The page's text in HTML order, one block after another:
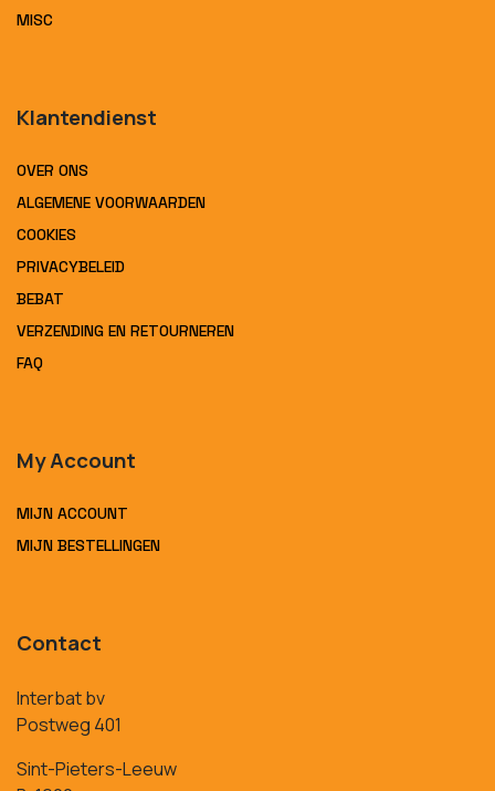
MISC
Klantendienst
OVER ONS
ALGEMENE VOORWAARDEN
COOKIES
PRIVACYBELEID
BEBAT
VERZENDING EN RETOURNEREN
FAQ
My Account
MIJN ACCOUNT
MIJN BESTELLINGEN
Contact
Interbat bv
Postweg 401
Sint-Pieters-Leeuw